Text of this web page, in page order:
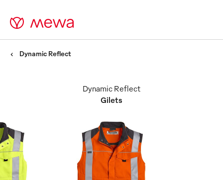
Dynamic Reflect
Gilets
Dynamic Reflect